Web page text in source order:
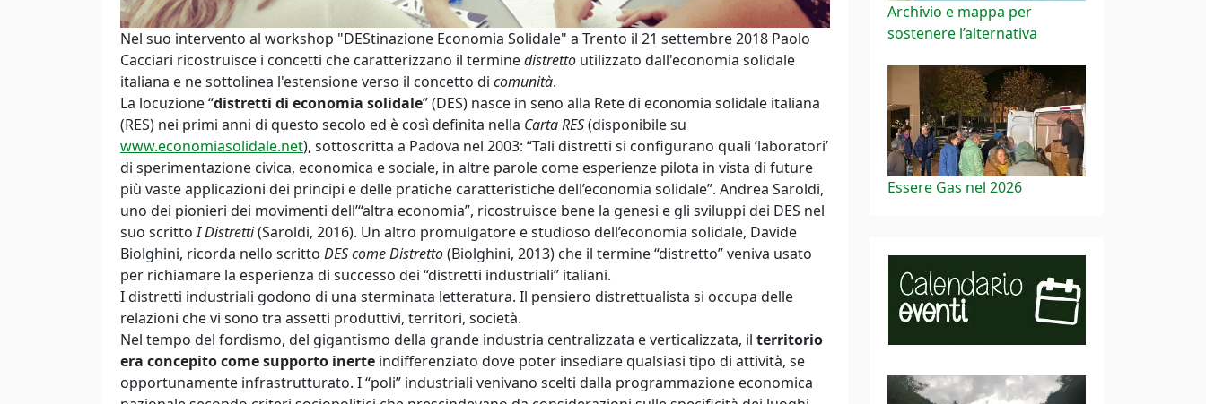
Nel suo intervento al workshop "DEStinazione Economia Solidale" a Trento il 21 settembre 2018 Paolo
Cacciari ricostruisce i concetti che caratterizzano il terminedistretto utilizzato dall'economia solidale
italiana e ne sottolinea l'estensione verso il concetto di comunità.
La locuzione “distretti di economia solidale” (DES) nasce in seno alla Rete di economia solidale italiana
(RES) nei primi anni di questo secolo ed è così definita nella Carta RES(disponibile su
www.economiasolidale.net), sottoscritta a Padova nel 2003: “Tali distretti si configurano quali ‘laboratori’
di sperimentazione civica, economica e sociale, in altre parole come esperienze pilota in vista di future
più vaste applicazioni dei principi e delle pratiche caratteristiche dell’economia solidale”. Andrea Saroldi,
uno dei pionieri dei movimenti dell’“altra economia”, ricostruisce bene la genesi e gli sviluppi dei DES nel
suo scrittoI Distretti(Saroldi, 2016). Un altro promulgatore e studioso dell’economia solidale, Davide
Biolghini, ricorda nello scritto DES come Distretto(Biolghini, 2013) che il termine “distretto” veniva usato
per richiamare la esperienza di successo dei “distretti industriali” italiani.
I distretti industriali godono di una sterminata letteratura. Il pensiero distrettualista si occupa delle
relazioni che vi sono tra assetti produttivi, territori, società.
Nel tempo del fordismo, del gigantismo della grande industria centralizzata e verticalizzata, il territorio
era concepito come supporto inerte indifferenziato dove poter insediare qualsiasi tipo di attività, se
opportunamente infrastrutturato. I “poli” industriali venivano scelti dalla programmazione economica
Archivio e mappa per
sostenere l’alternativa
Essere Gas nel 2026